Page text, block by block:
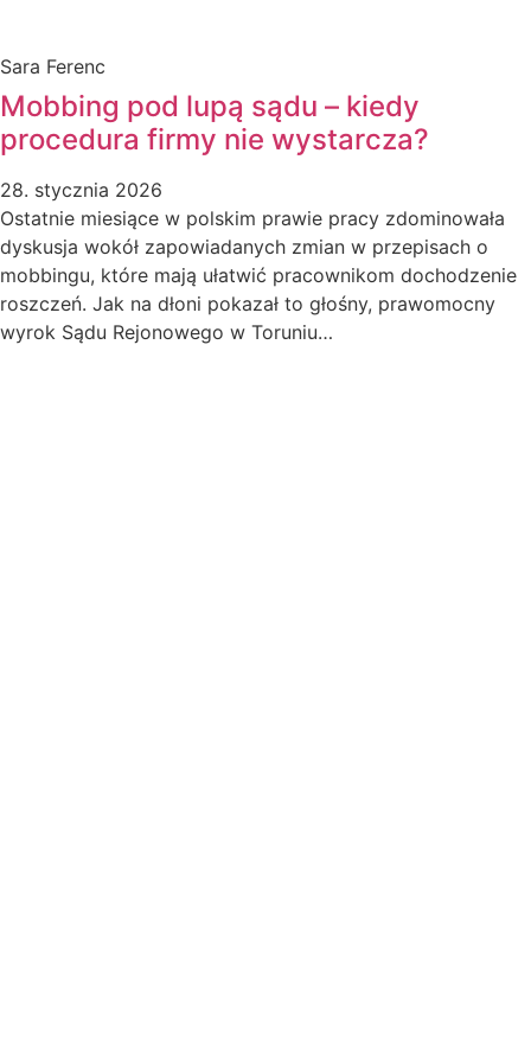
Sara Ferenc
Mobbing pod lupą sądu – kiedy
procedura firmy nie wystarcza?
28. stycznia 2026
Ostatnie miesiące w polskim prawie pracy zdominowała
dyskusja wokół zapowiadanych zmian w przepisach o
mobbingu, które mają ułatwić pracownikom dochodzenie
roszczeń. Jak na dłoni pokazał to głośny, prawomocny
wyrok Sądu Rejonowego w Toruniu…